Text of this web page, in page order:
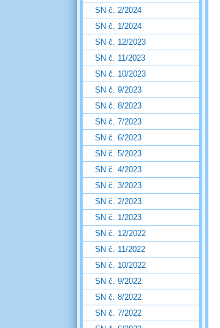
SN č. 2/2024
SN č. 1/2024
SN č. 12/2023
SN č. 11/2023
SN č. 10/2023
SN č. 9/2023
SN č. 8/2023
SN č. 7/2023
SN č. 6/2023
SN č. 5/2023
SN č. 4/2023
SN č. 3/2023
SN č. 2/2023
SN č. 1/2023
SN č. 12/2022
SN č. 11/2022
SN č. 10/2022
SN č. 9/2022
SN č. 8/2022
SN č. 7/2022